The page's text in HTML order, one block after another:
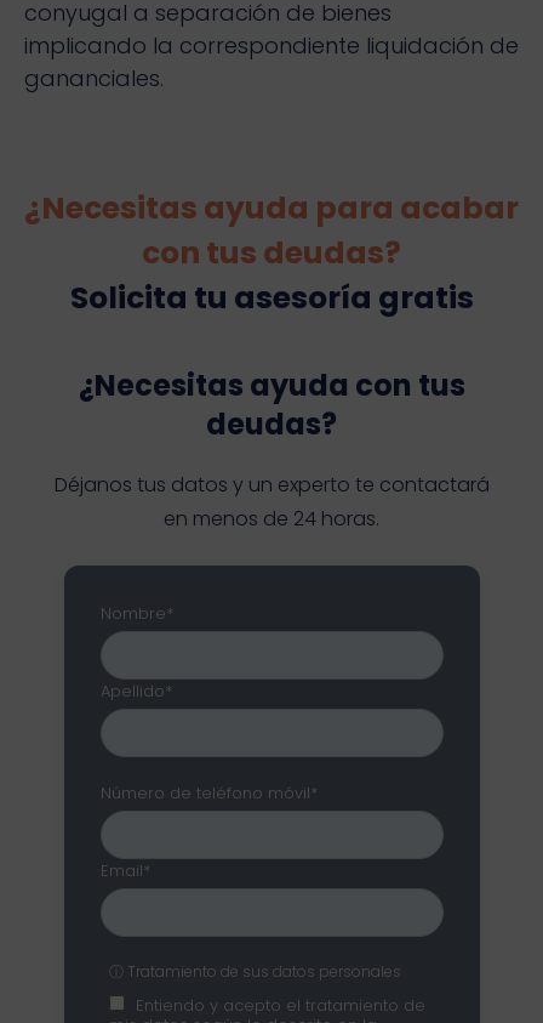
conyugal a separación de bienes
implicando la correspondiente liquidación de
gananciales.
¿Necesitas ayuda para acabar
con tus deudas?
Solicita tu asesoría gratis
¿Necesitas ayuda con tus
deudas?
Déjanos tus datos y un experto te contactará
en menos de 24 horas.
Nombre*
Apellido*
Número de teléfono móvil*
Email*
ⓘ Tratamiento de sus datos personales
Entiendo y acepto el tratamiento de